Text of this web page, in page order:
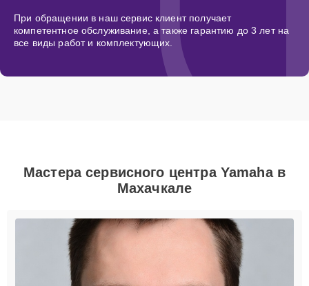
При обращении в наш сервис клиент получает
компетентное обслуживание, а также гарантию до 3 лет на
все виды работ и комплектующих.
Мастера сервисного центра Yamaha в
Махачкале